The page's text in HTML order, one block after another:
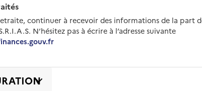
continuer à recevoir des informations de la part
N’hésitez pas à écrire à l’adresse suivante